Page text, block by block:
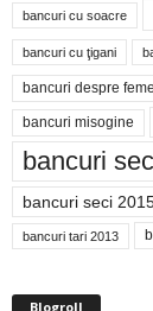
bancuri cu soacre
bancuri cu ţigani
bancuri despre
bancuri misogine
bancuri
bancuri seci
bancuri tari 2013
Blogroll